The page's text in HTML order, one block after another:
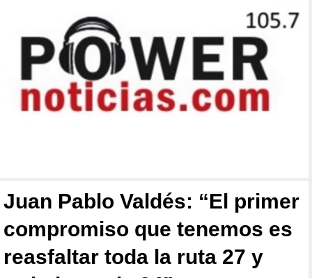
Juan Pablo Valdés: “El primer
compromiso que tenemos es
reasfaltar toda la ruta 27 y